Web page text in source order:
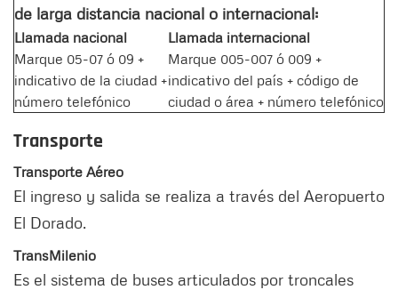
de larga distancia nacional o internacional:
Llamada nacional
Marque 05-07 ó 09 +
indicativo de la ciudad +
número telefónico
Llamada internacional
Marque 005-007 ó 009 +
indicativo del país + código de
ciudad o área + número telefónico
Transporte
Transporte Aéreo
El ingreso y salida se realiza a través del Aeropuerto
El Dorado.
TransMilenio
Es el sistema de buses articulados por troncales